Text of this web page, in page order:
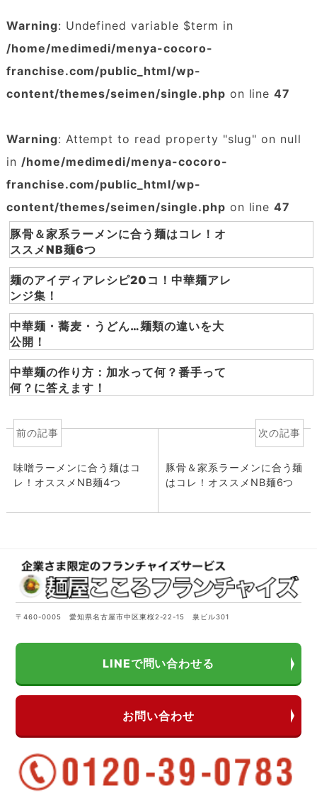
Warning: Undefined variable $term in
/home/medimedi/menya-cocoro-
franchise.com/public_html/wp-
content/themes/seimen/single.php on line47
Warning: Attempt to read property "slug" on null
in /home/medimedi/menya-cocoro-
franchise.com/public_html/wp-
content/themes/seimen/single.php on line47
豚骨＆家系ラーメンに合う麺はコレ！オ
ススメNB麺6つ
麺のアイディアレシピ20コ！中華麺アレ
ンジ集！
中華麺・蕎麦・うどん…麺類の違いを大
公開！
中華麺の作り方：加水って何？番手って
何？に答えます！
前の記事
味噌ラーメンに合う麺はコ
レ！オススメNB麺4つ
次の記事
豚骨＆家系ラーメンに合う麺
はコレ！オススメNB麺6つ
〒460-0005 愛知県名古屋市中区東桜2-22-15 泉ビル301
LINEで問い合わせる
お問い合わせ